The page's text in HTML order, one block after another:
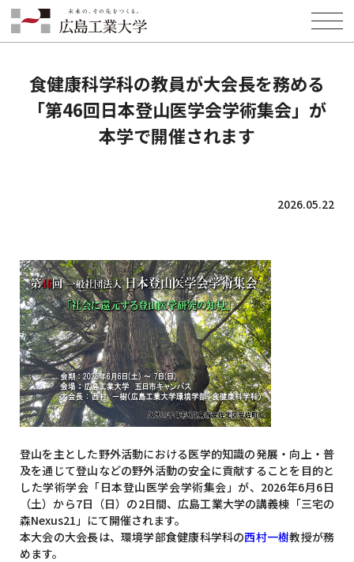
HOME INFORMATION
食健康科学科の教員が大会長を務める「第46回日本登山医学会学術集
会」が本学で開催されます
食健康科学科の教員が大会長を務める
「第46回日本登山医学会学術集会」が
本学で開催されます
2026.05.22
登山を主とした野外活動における医学的知識の発展・向上・普
及を通じて登山などの野外活動の安全に貢献することを目的と
した学術学会「日本登山医学会学術集会」が、 2026年6月6日
（土）から7日（日）の2日間、広島工業大学の講義棟「三宅の
森Nexus21 」にて開催されます。
本大会の大会長は、環境学部食健康科学科の西村一樹教授が務
めます。